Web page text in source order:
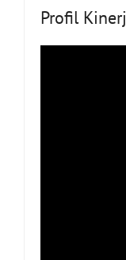
Profil